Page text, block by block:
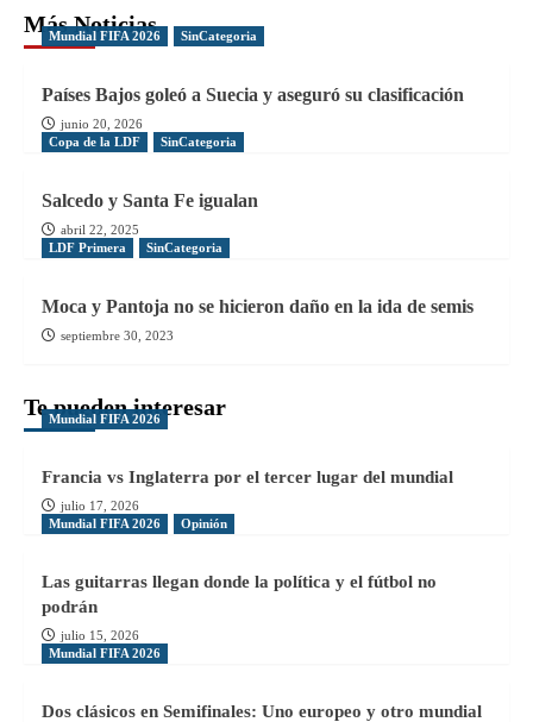
Más Noticias
Mundial FIFA 2026 SinCategoria
Países Bajos goleó a Suecia y aseguró su clasificación
junio 20, 2026
Copa de la LDF
SinCategoria
Salcedo y Santa Fe igualan
abril 22, 2025
LDF Primera
SinCategoria
Moca y Pantoja no se hicieron daño en la ida de semis
septiembre 30, 2023
Te pueden interesar
Mundial FIFA 2026
Francia vs Inglaterra por el tercer lugar del mundial
julio 17, 2026
Mundial FIFA 2026
Opinión
Las guitarras llegan donde la política y el fútbol no
podrán
julio 15, 2026
Mundial FIFA 2026
Dos clásicos en Semifinales: Uno europeo y otro mundial